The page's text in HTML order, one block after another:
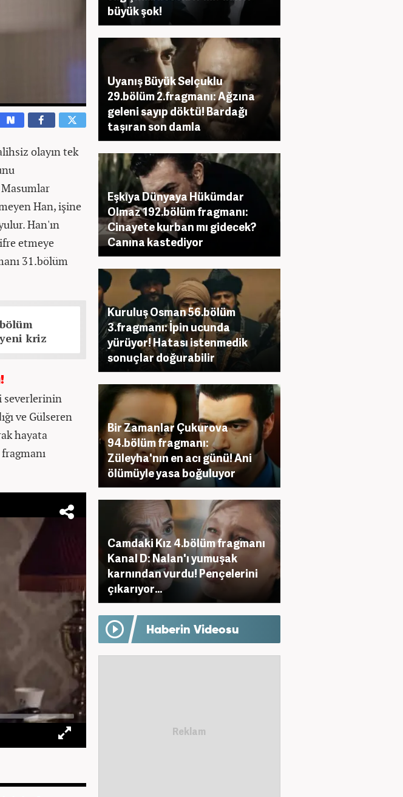
olayın tek
Han, işine
Han'ın
etmeye
31.bölüm
kriz
severlerinin
ve Gülseren
hayata
büyük şok!
Uyanış Büyük Selçuklu
29.bölüm 2.fragmanı: Ağzına
geleni sayıp döktü! Bardağı
taşıran son damla
Eşkıya Dünyaya Hükümdar
Olmaz 192.bölüm fragmanı:
Cinayete kurban mı gidecek?
Canına kastediyor
Kuruluş Osman 56.bölüm
3.fragmanı: İpin ucunda
yürüyor! Hatası istenmedik
sonuçlar doğurabilir
Bir Zamanlar Çukurova
94.bölüm fragmanı:
Züleyha'nın en acı günü! Ani
ölümüyle yasa boğuluyor
Camdaki Kız 4.bölüm fragmanı
Kanal D: Nalan'ı yumuşak
karnından vurdu! Pençelerini
çıkarıyor...
Haberin Videosu